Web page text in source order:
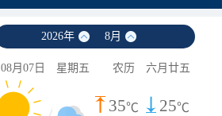
2026年 8月
08月07日 星期五 农历 六月廿五
35℃ 25℃